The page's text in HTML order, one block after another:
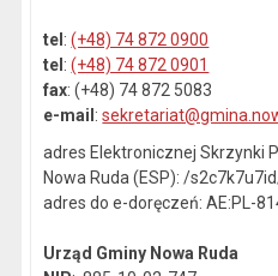
tel :(+48) 74 872 0900
tel :(+48) 74 872 0901
fax: (+48) 74 872 5083
e-mail :
adres Elektronicznej Skrzynki
Nowa Ruda (ESP): /
adres do e-doręczeń: AE:PL-
Urząd Gminy Nowa Ruda